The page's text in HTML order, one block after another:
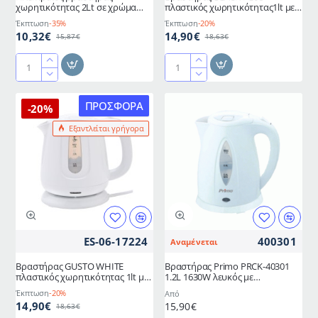
χωρητικότητας 2Lt σε χρώμα
ασημί 1500W
Έκπτωση-35%
10,32€ 15,87€
Ηλεκτρικός
χωρητικότητας
2Lt
πλαστικός χωρητικότητας1lt με
ισχύ 1100W
Έκπτωση-20%
14,90€ 18,63€
Βραστήρας
πλαστικός
ΠΡΟΣΦΟΡΆ
Εξαντλείται γρήγορα
-20%
ES-06-17224
Βραστήρας GUSTO WHITE
πλαστικός χωρητικότητας 1lt με
ισχύ 1100W
Έκπτωση-20%
14,90€ 18,63€
Αναμένεται 400301
Βραστήρας Primo PRCK-40301
1.2L 1630W λευκός με
αποσπώμενο φίλτρο κατά των
αλάτων
Από
15,90€